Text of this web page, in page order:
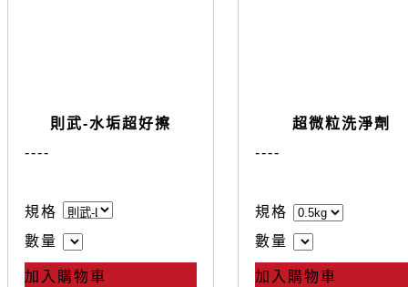
則武-水垢超好擦
----
規格
數量
加入購物車
超微粒洗淨劑
----
規格
數量
加入購物車